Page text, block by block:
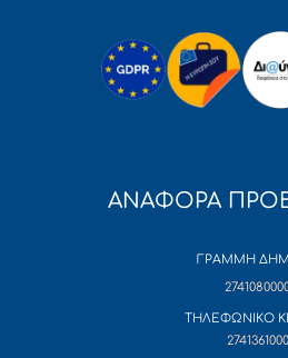
ΑΝΑΦΟΡΑ
ΓΡΑΜΜΗ
ΤΗΛΕΦΩΝΙΚΟ
2741361000